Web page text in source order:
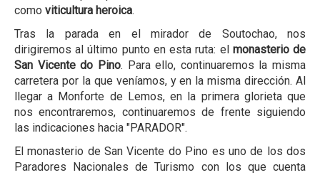
como viticultura heroica.
Tras la parada en el mirador de Soutochao, nos
dirigiremos al último punto en esta ruta: el monasterio de
San Vicente do Pino. Para ello, continuaremos la misma
carretera por la que veníamos, y en la misma dirección. Al
llegar a Monforte de Lemos, en la primera glorieta que
nos encontraremos, continuaremos de frente siguiendo
las indicaciones hacia "PARADOR".
El monasterio de San Vicente do Pino es uno de los dos
Paradores Nacionales de Turismo con los que cuenta